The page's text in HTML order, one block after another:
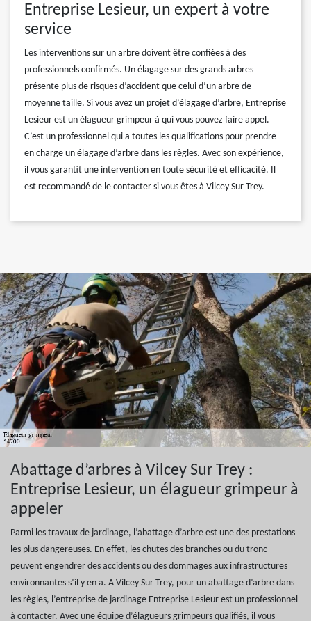
Entreprise Lesieur, un expert à votre
service
Les interventions sur un arbre doivent être confiées à des
professionnels confirmés. Un élagage sur des grands arbres
présente plus de risques d’accident que celui d’un arbre de
moyenne taille. Si vous avez un projet d’élagage d’arbre, Entreprise
Lesieur est un élagueur grimpeur à qui vous pouvez faire appel.
C’est un professionnel qui a toutes les qualifications pour prendre
en charge un élagage d’arbre dans les règles. Avec son expérience,
il vous garantit une intervention en toute sécurité et efficacité. Il
est recommandé de le contacter si vous êtes à Vilcey Sur Trey.
Abattage d’arbres à Vilcey Sur Trey :
Entreprise Lesieur, un élagueur grimpeur à
appeler
Parmi les travaux de jardinage, l’abattage d’arbre est une des prestations
les plus dangereuses. En effet, les chutes des branches ou du tronc
peuvent engendrer des accidents ou des dommages aux infrastructures
environnantes s’il y en a. A Vilcey Sur Trey, pour un abattage d’arbre dans
les règles, l’entreprise de jardinage Entreprise Lesieur est un professionnel
à contacter. Avec une équipe d’élagueurs grimpeurs qualifiés, il vous